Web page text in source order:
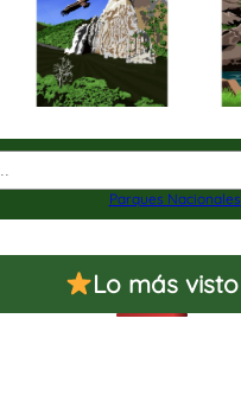
Parques Nacionales
Lo más visto